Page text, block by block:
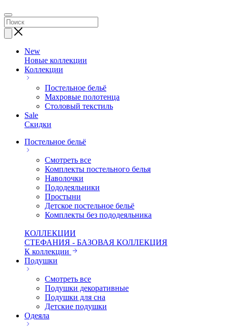
New
Новые коллекции
Коллекции
Постельное бельё
Махровые полотенца
Столовый текстиль
Sale
Скидки
Постельное бельё
Смотреть все
Комплекты постельного белья
Наволочки
Пододеяльники
Простыни
Детское постельное бельё
Комплекты без пододеяльника
КОЛЛЕКЦИИ
СТЕФАНИЯ - БАЗОВАЯ КОЛЛЕКЦИЯ
К коллекции
Подушки
Смотреть все
Подушки декоративные
Подушки для сна
Детские подушки
Одеяла